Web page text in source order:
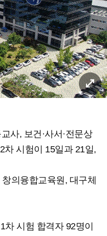
사, 보건·사서·전문상
차 시험이 15일과 21일,
의융합교육원, 대구체
시험 합격자 92명이